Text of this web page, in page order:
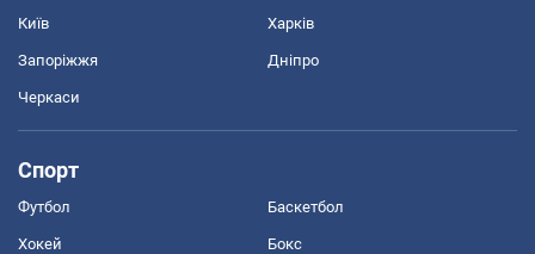
Київ Харків
Запоріжжя Дніпро
Черкаси
Спорт
Футбол Баскетбол
Хокей Бокс